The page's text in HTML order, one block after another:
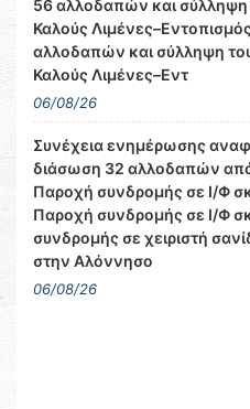
56 αλλοδαπών και σύλληψη
Καλούς
αλλοδαπών και σύλληψη
Καλούς Λιμένες–Εντ
06/08/26
Συνέχεια ενημέρωσης
διάσωση 32 αλλοδαπών
Παροχή συνδρομής σε Ι/Φ
Παροχή συνδρομής σε Ι/Φ
συνδρομής σε χειριστή
στην Αλόννησο
06/08/26